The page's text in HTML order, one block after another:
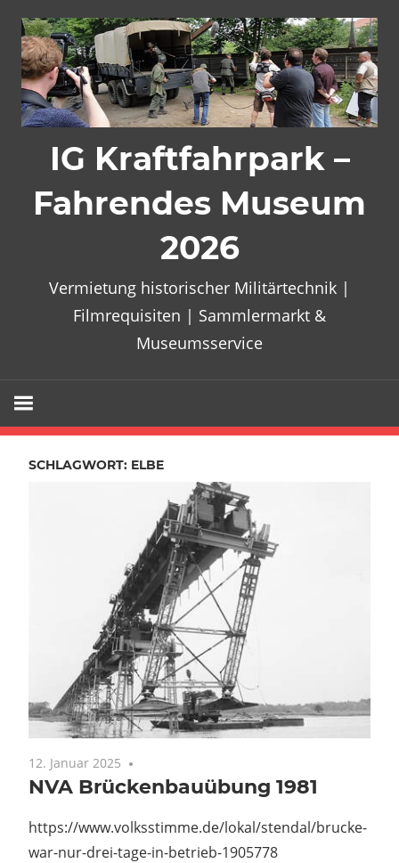
Inhalt
springen
IG Kraftfahrpark –
Fahrendes Museum
2026
Vermietung historischer Militärtechnik |
Filmrequisiten | Sammlermarkt &
Museumsservice
SCHLAGWORT: ELBE
12. Januar 2025
NVA Brückenbauübung 1981
https://www.volksstimme.de/lokal/stendal/brucke-
war-nur-drei-tage-in-betrieb-1905778